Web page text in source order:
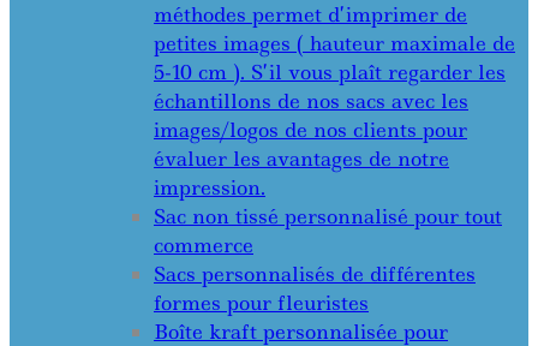
méthodes permet d’imprimer de
petites images ( hauteur maximale de
5-10 cm ). S’il vous plaît regarder les
échantillons de nos sacs avec les
images/logos de nos clients pour
évaluer les avantages de notre
impression.
Sac non tissé personnalisé pour tout
commerce
Sacs personnalisés de différentes
formes pour fleuristes
Boîte kraft personnalisée pour